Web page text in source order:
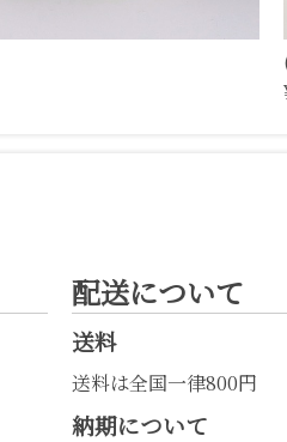
配送について
送料
送料は全国一律800円
納期について